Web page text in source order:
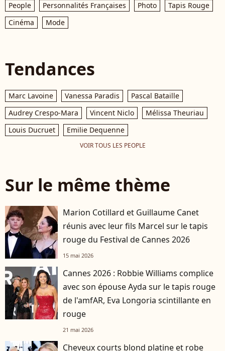
People Personnalités Françaises Photo
Tapis Rouge
Cinéma
Mode
Tendances
Marc Lavoine Vanessa Paradis
Pascal Bataille
Audrey Crespo-Mara
Vincent Niclo
Mélissa Theuriau
Louis Ducruet
Emilie Dequenne
VOIR TOUS LES PEOPLE
Sur le même thème
Marion Cotillard et Guillaume Canet
réunis avec leur fils Marcel sur le tapis
rouge du Festival de Cannes 2026
15 mai 2026
Cannes 2026 : Robbie Williams complice
avec son épouse Ayda sur le tapis rouge
de l'amfAR, Eva Longoria scintillante en
rouge
21 mai 2026
Cheveux courts blond platine et robe